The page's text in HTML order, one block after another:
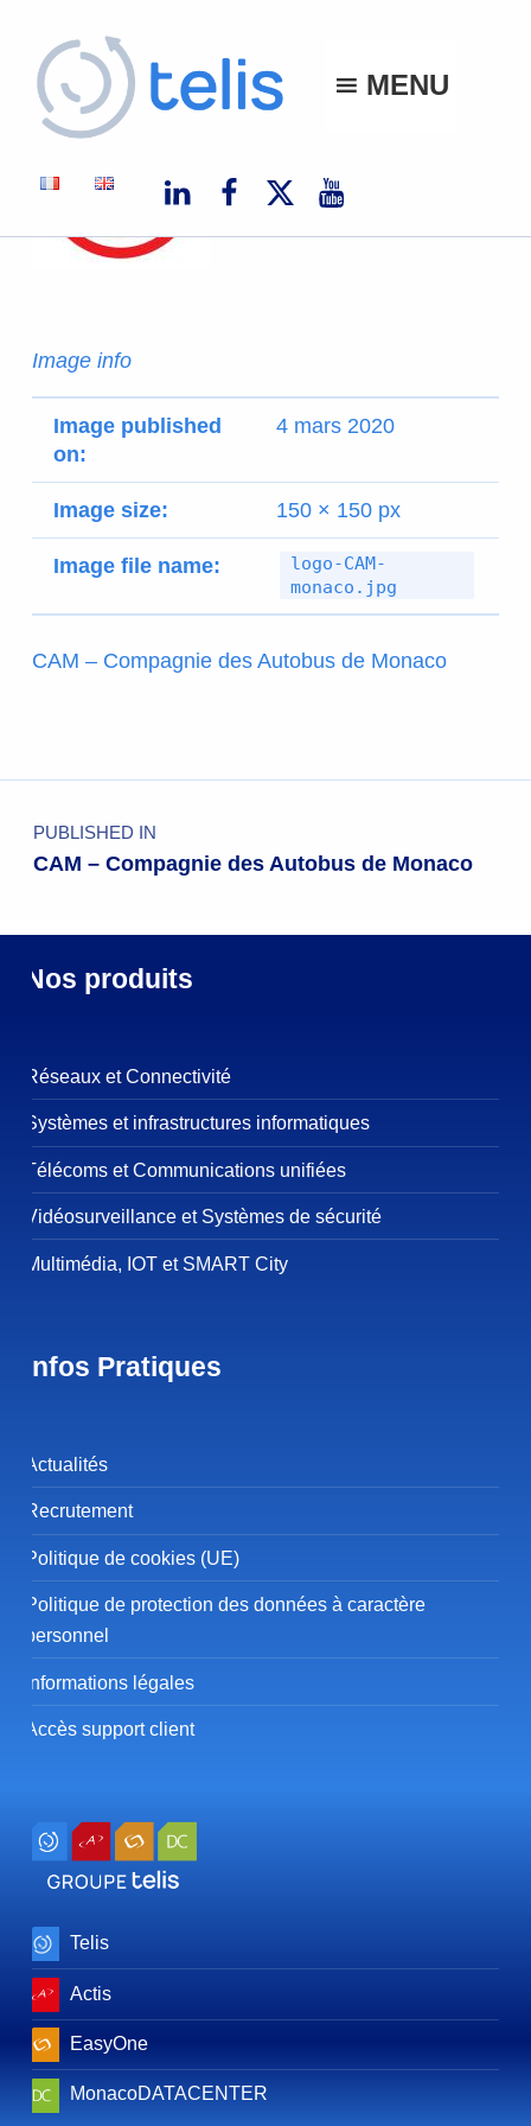
MENU
Image info
Image published
on:
4 mars 2020
Image size: 150 × 150 px
Image file name:
logo-CAM-
monaco.jpg
CAM – Compagnie des Autobus de Monaco
PUBLISHED IN
CAM – Compagnie des Autobus de Monaco
Nos produits
Réseaux et Connectivité
Systèmes et infrastructures informatiques
Télécoms et Communications unifiées
Vidéosurveillance et Systèmes de sécurité
Multimédia, IOT et SMART City
Infos Pratiques
Actualités
Recrutement
Politique de cookies (UE)
Politique de protection des données à caractère
personnel
Informations légales
Accès support client
Telis
Actis
EasyOne
MonacoDATACENTER